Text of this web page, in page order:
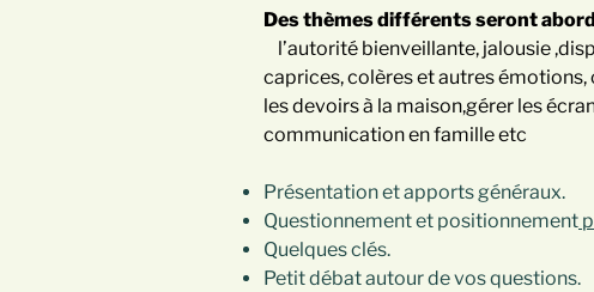
Des thèmes différents seront
l’autorité bienveillante, jalousie
caprices, colères et autres
les devoirs à la maison,gérer les
communication en famille etc
Présentation et apports généraux.
Questionnement et positionnement
Quelques clés.
Petit débat autour de vos questions.